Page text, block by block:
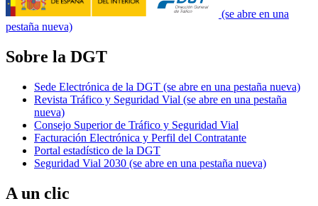
(se abre en una
pestaña nueva)
Sobre la DGT
Sede Electrónica de la DGT (se abre en una pestaña nueva)
Revista Tráfico y Seguridad Vial (se abre en una pestaña
nueva)
Consejo Superior de Tráfico y Seguridad Vial
Facturación Electrónica y Perfil del Contratante
Portal estadístico de la DGT
Seguridad Vial 2030 (se abre en una pestaña nueva)
A un clic